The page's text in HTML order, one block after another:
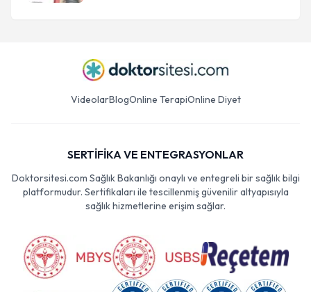
VideolarBlogOnline TerapiOnline Diyet
SERTİFİKA VE ENTEGRASYONLAR
Doktorsitesi.com Sağlık Bakanlığı onaylı ve entegreli bir sağlık bilgi
platformudur. Sertifikaları ile tescillenmiş güvenilir altyapısıyla
sağlık hizmetlerine erişim sağlar.